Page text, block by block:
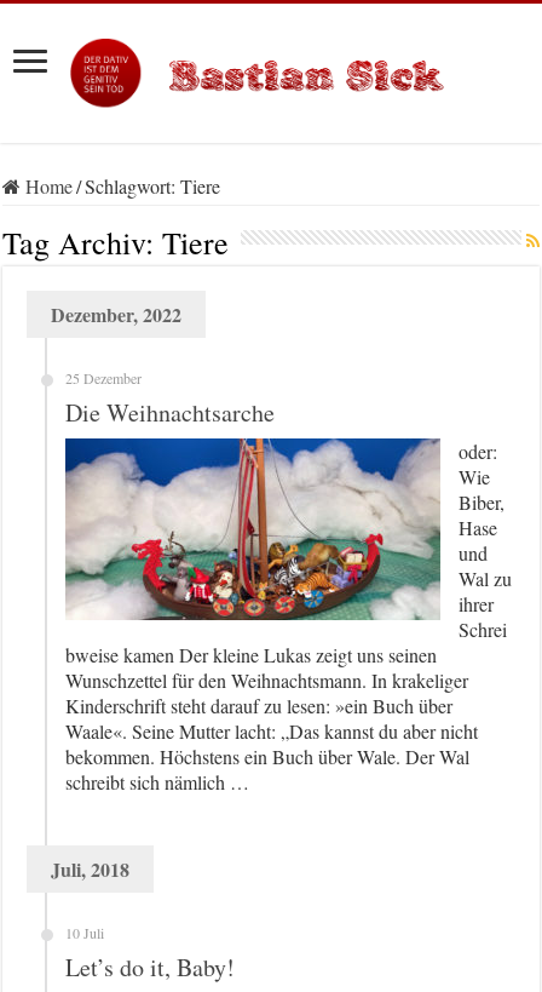
Home/Schlagwort:Tiere
Tag Archiv:Tiere
Dezember, 2022
25 Dezember
Die Weihnachtsarche
oder:
Wie
Biber,
Hase
und
Wal zu
ihrer
Schrei
bweise kamen Der kleine Lukas zeigt uns seinen
Wunschzettel für den Weihnachtsmann. In krakeliger
Kinderschrift steht darauf zu lesen: »ein Buch über
Waale«. Seine Mutter lacht: „Das kannst du aber nicht
bekommen. Höchstens ein Buch über Wale. Der Wal
schreibt sich nämlich …
Juli, 2018
10 Juli
Let’s do it, Baby!